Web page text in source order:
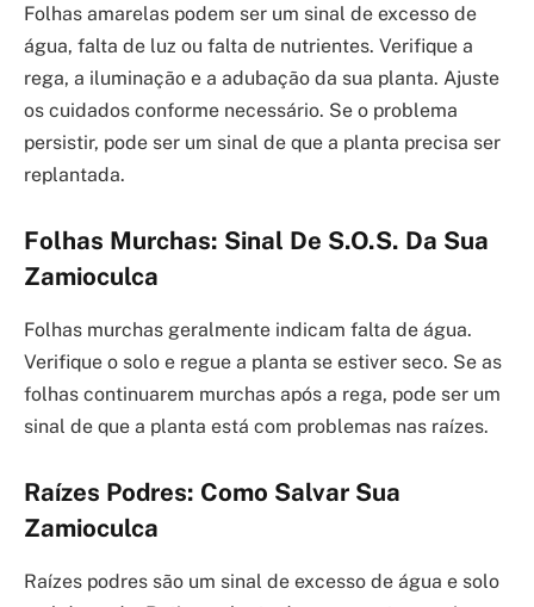
Folhas amarelas podem ser um sinal de excesso de
água, falta de luz ou falta de nutrientes. Verifique a
rega, a iluminação e a adubação da sua planta. Ajuste
os cuidados conforme necessário. Se o problema
persistir, pode ser um sinal de que a planta precisa ser
replantada.
Folhas Murchas: Sinal De S.O.S. Da Sua
Zamioculca
Folhas murchas geralmente indicam falta de água.
Verifique o solo e regue a planta se estiver seco. Se as
folhas continuarem murchas após a rega, pode ser um
sinal de que a planta está com problemas nas raízes.
Raízes Podres: Como Salvar Sua
Zamioculca
Raízes podres são um sinal de excesso de água e solo